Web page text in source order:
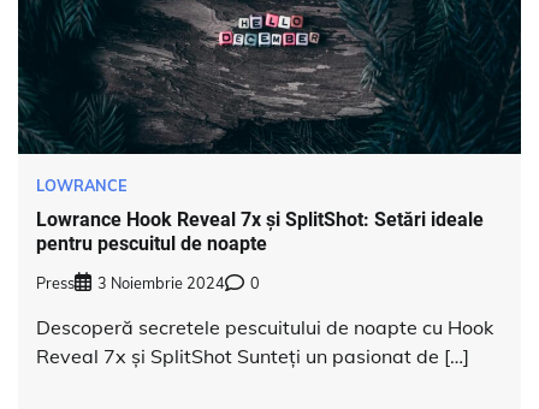
LOWRANCE
Lowrance Hook Reveal 7x și SplitShot: Setări ideale
pentru pescuitul de noapte
Press 3 Noiembrie 2024 0
Descoperă secretele pescuitului de noapte cu Hook
Reveal 7x și SplitShot Sunteți un pasionat de […]